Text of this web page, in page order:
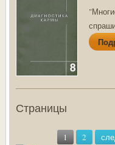
Страницы
1 2